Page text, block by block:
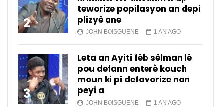
2
teworize popilasyon an depi
plizyè ane
JOHN BOISGUENE 1 AN AGO
3
Leta an Ayiti fèb sèlman lè
pou defann enterè kouch
moun ki pi defavorize nan
peyi a
JOHN BOISGUENE 1 AN AGO